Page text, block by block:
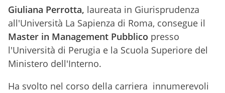
Giuliana Perrotta, laureata in Giurisprudenza
all'Università La Sapienza di Roma, consegue il
Master in Management Pubblico presso
l'Università di Perugia e la Scuola Superiore del
Ministero dell'Interno.
Ha svolto nel corso della carriera innumerevoli